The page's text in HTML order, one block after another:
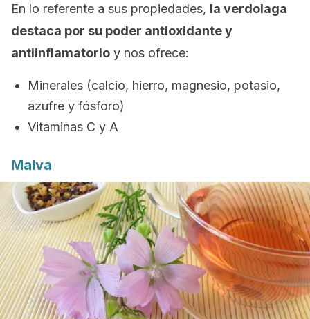
En lo referente a sus propiedades, la verdolaga
destaca por su poder antioxidante y
antiinflamatorio y nos ofrece:
Minerales (calcio, hierro, magnesio, potasio,
azufre y fósforo)
Vitaminas C y A
Malva